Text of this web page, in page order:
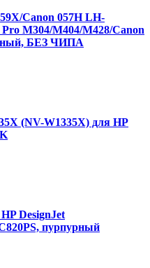
Canon 057H LH-
M304/M404/M428/Canon
БЕЗ ЧИПА
(NV-W1335X) для HP
DesignJet
пурпурный